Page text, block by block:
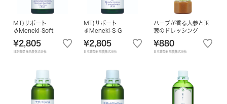
MT)サポート
φMeneki-Soft
¥2,805
日本豊受自然農株式会社
MT)サポート
φMeneki-S-G
¥2,805
日本豊受自然農株式会社
ハーブが香る人参と玉
葱のドレッシング
¥880
日本豊受自然農株式会社